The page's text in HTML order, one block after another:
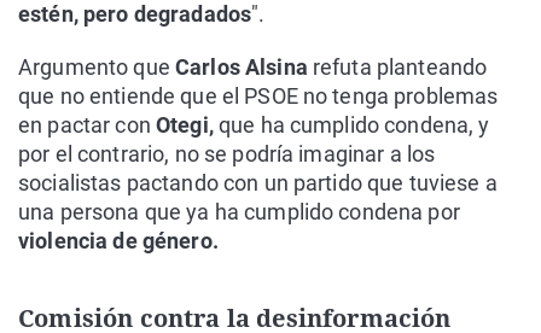
estén, pero degradados".
Argumento que Carlos Alsina refuta planteando
que no entiende que el PSOE no tenga problemas
en pactar con Otegi,que ha cumplido condena, y
por el contrario, no se podría imaginar a los
socialistas pactando con un partido que tuviese a
una persona que ya ha cumplido condena por
violencia de género.
Comisión contra la desinformación